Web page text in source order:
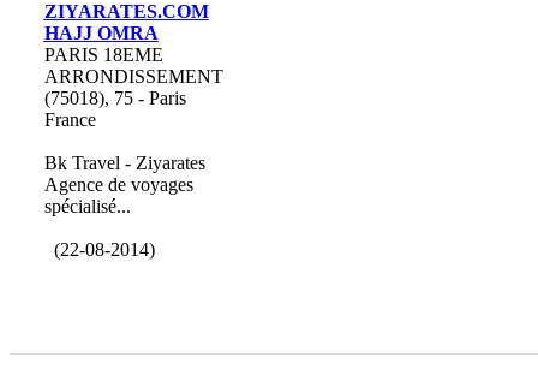
ZIYARATES.COM
HAJJ OMRA
PARIS 18EME
ARRONDISSEMENT
(75018), 75 - Paris
France
Bk Travel - Ziyarates
Agence de voyages
spécialisé...
(22-08-2014)